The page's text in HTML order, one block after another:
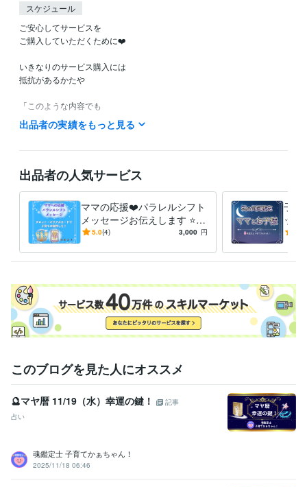
スケジュール
ご安心してサービスを
ご購入していただくために❤️
いきなりのサービス購入には
抵抗があるかたや
「このような内容でも
鑑定してもらえるのかなぁ？」など
お気軽に
ホーム画面の「メッセージ」
のところから
お問い合わせください。
こちらから
返信させていただきまして
させていただきます❤️
ご納得いただけましたら
サービスのご購入のお手続きを
お願いいたします(*^^*)
ご相談や鑑定を
お受けいただいた後に
感じていただけますよう
鑑定書を作成しております。
社会福祉主事任用資格 取得年 : 1983年
福祉住環境コーディネーター2級
福祉用具専門相談員 取得年 : 2004年
出品者の実績をもっと見る
出品者の人気サービス
ママの応援❤️パラレルシフト
メッセージお伝えします ⭐️タ
ロット・オラクルカード⭐️子
5.0(4) 3,000 円
子育
ット
子の
このブログを見た人にオススメ
🔮マヤ暦 11/19（水）幸運の鍵！
記事
占い
魂鑑定士 子育てかぁちゃん！
2025/11/18 06:46